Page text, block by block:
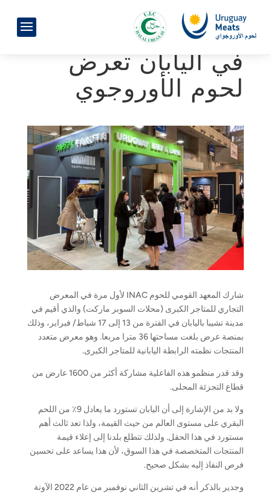
في اليابان تعرض
لحوم الأوروجوي
شارك المعهد القومي للحوم INAC لأول مرة في المعرض
التجاري للمتاجر الكبرى (محلات السوبر ماركت) والذي أقيم في
مدينة تشيبا باليابان في الفترة من 13 إلى 17 شباط/ فبراير، وذلك
بمنصة عرض بلغت مساحتها 36 مترا مربعا. وهو معرض متعدد
المنتجات نظمته الرابطة اليابانية للمتاجر الكبرى.
وقد قدر منظمو هذه الفاعلية مشاركة أكثر من 1600 عارض من
قطاع التجزئة المحلى.
ولا بد من الإشارة إلى أن اليابان تستورد ما يعادل 9٪ من اللحم
البقري على مستوى العالم من حيث القيمة، ولذا تعد ثالث أهم
مستورد في هذا الحقل. ولذلك تتطلع بلدنا إلى إعلاء قيمة
المنتجات المتخصصة في هذا السوق، لأن هذا يساعد على تحسين
فرص النفاذ إليه بشكل صحيح.
وجدير بالذكر أنه في تشرين الثاني نوفمبر من عام 2022 الآونة